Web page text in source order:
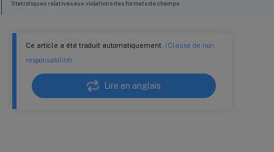
Ce article a été traduit automatiquement. (Clause de non
responsabilité)
Lire en anglais
Statistiques relatives aux violations des formats de champs